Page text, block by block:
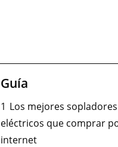
Guía
1 Los mejores
eléctricos que comprar
internet